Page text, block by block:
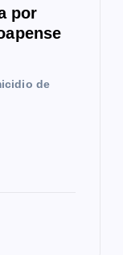
por
de